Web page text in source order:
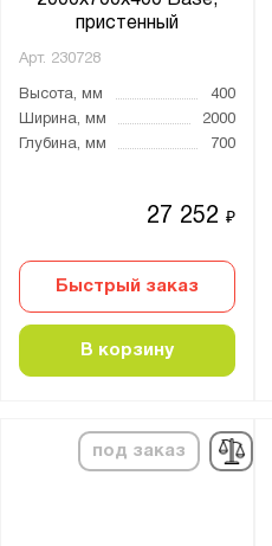
пристенный
Арт. 230728
Высота, мм
400
Ширина, мм
2000
Глубина, мм
700
27 252₽
Быстрый заказ
В корзину
под заказ